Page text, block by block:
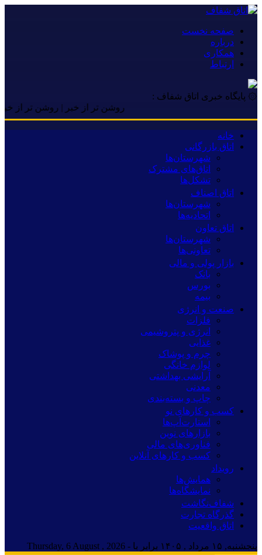
صفحه نخست
درباره
همکاری
ارتباط
۞ پایگاه خبری اتاق شفاف :
روشن تر از خبر | روشن تر از خبر |
خانه
اتاق بازرگانی
شهرستان‌ها
اتاق‌های مشترک
تشکل‌ها
اتاق اصناف
شهرستان‌ها
اتحادیه‌ها
اتاق تعاون
شهرستان‌ها
تعاونی‌ها
بازار پولی و مالی
بانک
بورس
بیمه
صنعت و انرژی
فلزات
انرژی و پتروشیمی
غذایی
چرم و پوشاک
لوازم خانگی
آرایشی بهداشتی
معدنی
چاپ و بسته‌بندی
کسب و کارهای نو
استارت‌آپ‌ها
بازارهای نوین
فناوری‌های مالی
کسب و کارهای آنلاین
رویداد
همایش‌ها
نمایشگاه‌ها
شفاف‌نگاشت
گذرگاه تجارت
اتاق واقعیت
پنجشنبه, ۱۵ مرداد , ۱۴۰۵ برابر با - Thursday, 6 August , 2026